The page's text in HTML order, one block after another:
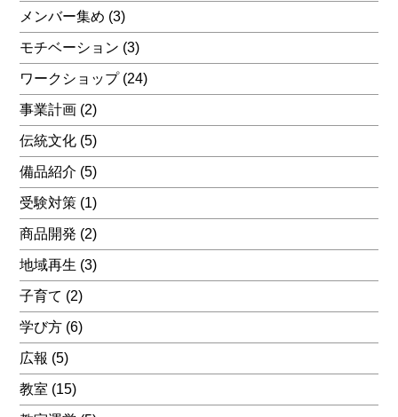
メンバー集め (3)
モチベーション (3)
ワークショップ(24)
事業計画 (2)
伝統文化 (5)
備品紹介 (5)
受験対策 (1)
商品開発 (2)
地域再生 (3)
子育て (2)
学び方 (6)
広報 (5)
教室 (15)